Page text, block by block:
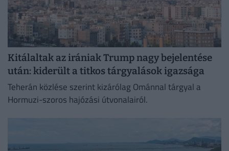
Kitálaltak az irániak Trump nagy bejelentése
után: kiderült a titkos tárgyalások igazsága
Teherán közlése szerint kizárólag Ománnal tárgyal a
Hormuzi-szoros hajózási útvonalairól.